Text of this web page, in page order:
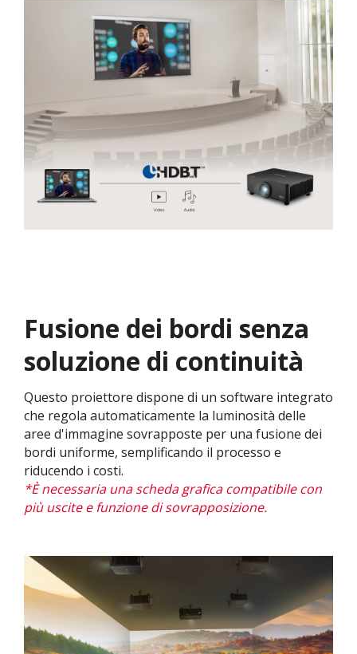
Fusione dei bordi senza
soluzione di continuità
Questo proiettore dispone di un software integrato
che regola automaticamente la luminosità delle
aree d'immagine sovrapposte per una fusione dei
bordi uniforme, semplificando il processo e
riducendo i costi.
*È necessaria una scheda grafica compatibile con
più uscite e funzione di sovrapposizione.